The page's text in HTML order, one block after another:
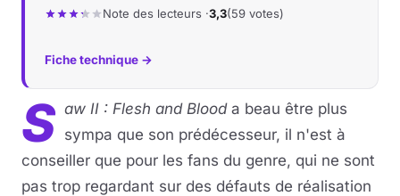
Note des lecteurs ·3,3(59 votes)
Fiche technique →
S aw II : Flesh and Blooda beau être plus
sympa que son prédécesseur, il n'est à
conseiller que pour les fans du genre, qui ne sont
pas trop regardant sur des défauts de réalisation